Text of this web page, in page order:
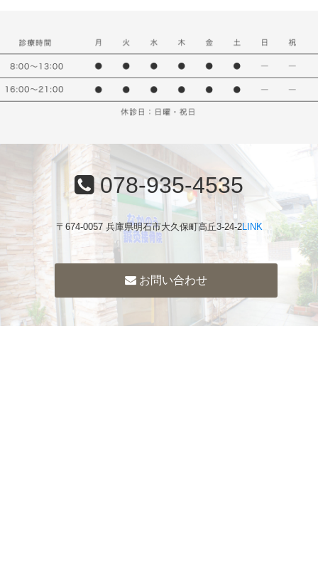
078-935-4535
〒674-0057 兵庫県明石市大久保町高丘3-24-2LINK
お問い合わせ